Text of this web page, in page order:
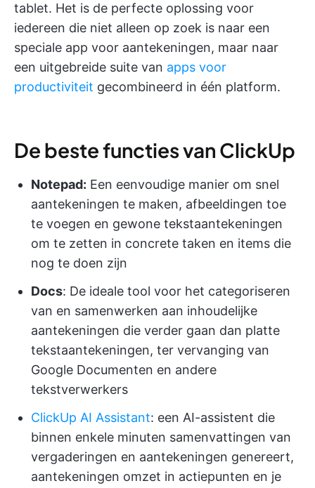
tablet. Het is de perfecte oplossing voor
iedereen die niet alleen op zoek is naar een
speciale app voor aantekeningen, maar naar
een uitgebreide suite van apps voor
productiviteit gecombineerd in één platform.
De beste functies van ClickUp
Notepad: Een eenvoudige manier om snel
aantekeningen te maken, afbeeldingen toe
te voegen en gewone tekstaantekeningen
om te zetten in concrete taken en items die
nog te doen zijn
Docs: De ideale tool voor het categoriseren
van en samenwerken aan inhoudelijke
aantekeningen die verder gaan dan platte
tekstaantekeningen, ter vervanging van
Google Documenten en andere
tekstverwerkers
ClickUp AI Assistant: een AI-assistent die
binnen enkele minuten samenvattingen van
vergaderingen en aantekeningen genereert,
aantekeningen omzet in actiepunten en je